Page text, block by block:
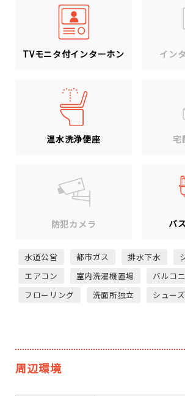
TVモニタ付インターホン イン
温水洗浄便座 宅
防犯カメラ バ
水道公営 都市ガス 排水下水
エアコン
室内洗濯機置場
バルコ
フローリング
洗面所独立 シュー
周辺環境